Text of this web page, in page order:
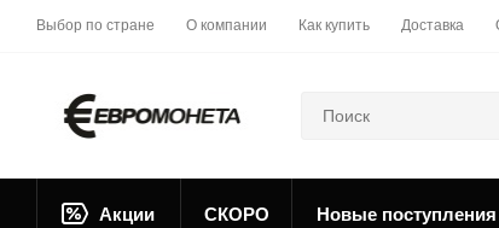
Выбор по стране О компании Как купить Доставка
Акции СКОРО Новые поступления